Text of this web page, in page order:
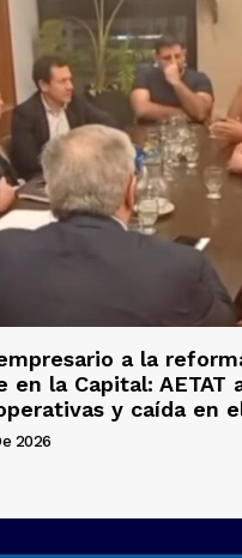
a la
en la Capital: AETAT
y caída en
2026